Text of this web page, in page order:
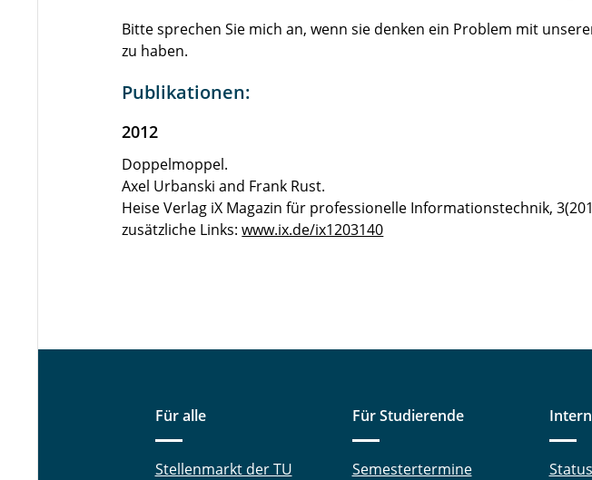
Bitte sprechen Sie mich an, wenn sie denken ein Problem mit
zu haben.
Publikationen:
2012
Doppelmoppel.
Axel Urbanski and Frank Rust.
Heise Verlag iX Magazin für professionelle Informationstechnik,
zusätzliche Links:www.ix.de/ix1203140
Für alle
Stellenmarkt der TU
Für Studierende
Semestertermine